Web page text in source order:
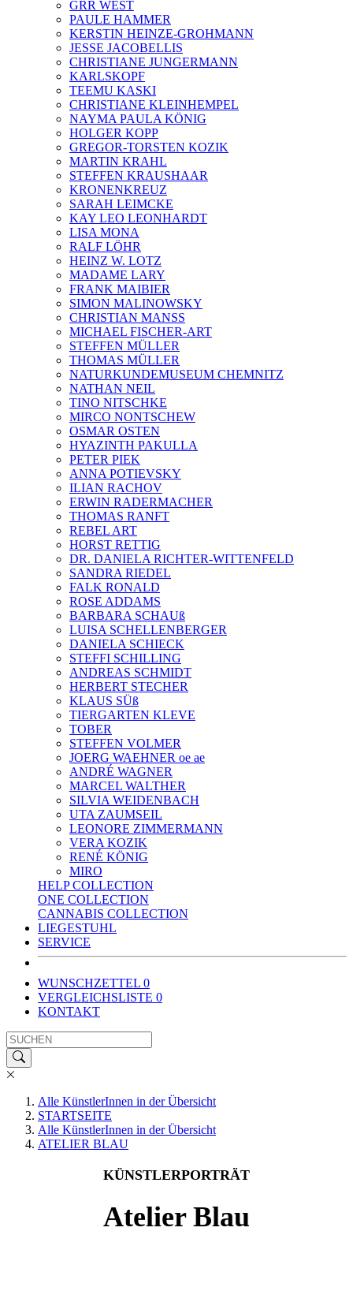
GRR WEST
PAULE HAMMER
KERSTIN HEINZE-GROHMANN
JESSE JACOBELLIS
CHRISTIANE JUNGERMANN
KARLSKOPF
TEEMU KASKI
CHRISTIANE KLEINHEMPEL
NAYMA PAULA KÖNIG
HOLGER KOPP
GREGOR-TORSTEN KOZIK
MARTIN KRAHL
STEFFEN KRAUSHAAR
KRONENKREUZ
SARAH LEIMCKE
KAY LEO LEONHARDT
LISA MONA
RALF LÖHR
HEINZ W. LOTZ
MADAME LARY
FRANK MAIBIER
SIMON MALINOWSKY
CHRISTIAN MANSS
MICHAEL FISCHER-ART
STEFFEN MÜLLER
THOMAS MÜLLER
NATURKUNDEMUSEUM CHEMNITZ
NATHAN NEIL
TINO NITSCHKE
MIRCO NONTSCHEW
OSMAR OSTEN
HYAZINTH PAKULLA
PETER PIEK
ANNA POTIEVSKY
ILIAN RACHOV
ERWIN RADERMACHER
THOMAS RANFT
REBEL ART
HORST RETTIG
DR. DANIELA RICHTER-WITTENFELD
SANDRA RIEDEL
FALK RONALD
ROSE ADDAMS
BARBARA SCHAUß
LUISA SCHELLENBERGER
DANIELA SCHIECK
STEFFI SCHILLING
ANDREAS SCHMIDT
HERBERT STECHER
KLAUS SÜß
TIERGARTEN KLEVE
TOBER
STEFFEN VOLMER
JOERG WAEHNER oe ae
ANDRÉ WAGNER
MARCEL WALTHER
SILVIA WEIDENBACH
UTA ZAUMSEIL
LEONORE ZIMMERMANN
VERA KOZIK
RENÉ KÖNIG
MIRO
HELP COLLECTION
ONE COLLECTION
CANNABIS COLLECTION
LIEGESTUHL
SERVICE
WUNSCHZETTEL 0
VERGLEICHSLISTE 0
KONTAKT
Alle KünstlerInnen in der Übersicht
STARTSEITE
Alle KünstlerInnen in der Übersicht
ATELIER BLAU
KÜNSTLERPORTRÄT
Atelier Blau